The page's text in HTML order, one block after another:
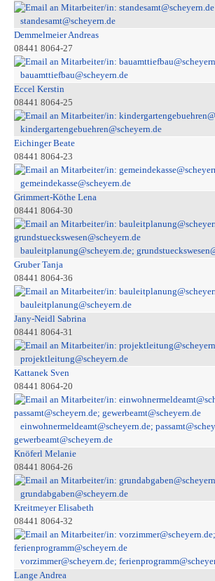
standesamt@scheyern.de
Demmelmeier Andreas
08441 8064-27
bauamttiefbau@scheyern.de
Eccel Kerstin
08441 8064-25
kindergartengebuehren@scheyern.de
Eichinger Beate
08441 8064-23
gemeindekasse@scheyern.de
Grimmert-Köthe Lena
08441 8064-30
bauleitplanung@scheyern.de;
Gruber Tanja
08441 8064-36
bauleitplanung@scheyern.de
Jany-Neidl Sabrina
08441 8064-31
projektleitung@scheyern.de
Kattanek Sven
08441 8064-20
einwohnermeldeamt@scheyern.de;
gewerbeamt@scheyern.de
Knöferl Melanie
08441 8064-26
grundabgaben@scheyern.de
Kreitmeyer Elisabeth
08441 8064-32
vorzimmer@scheyern.de;
Lange Andrea